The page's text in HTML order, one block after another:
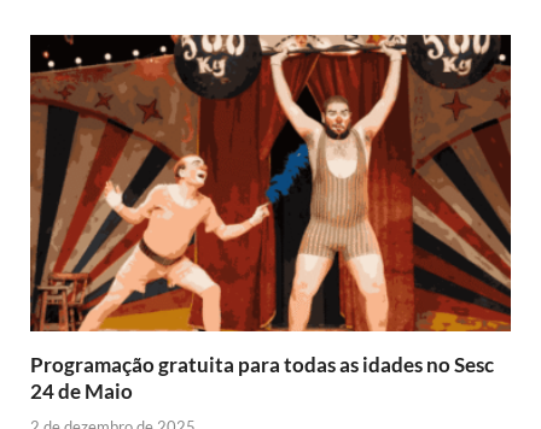
Programação gratuita para todas as idades no Sesc
24 de Maio